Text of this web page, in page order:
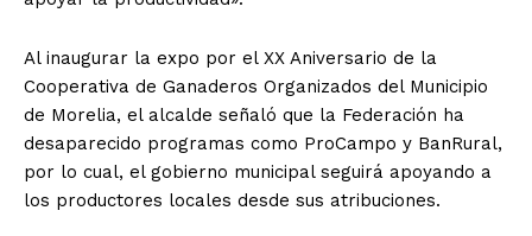
Al inaugurar la expo por el XX Aniversario de la
Cooperativa de Ganaderos Organizados del Municipio
de Morelia, el alcalde señaló que la Federación ha
desaparecido programas como ProCampo y BanRural,
por lo cual, el gobierno municipal seguirá apoyando a
los productores locales desde sus atribuciones.